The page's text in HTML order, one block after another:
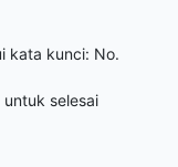
kata kunci: No.
selesai